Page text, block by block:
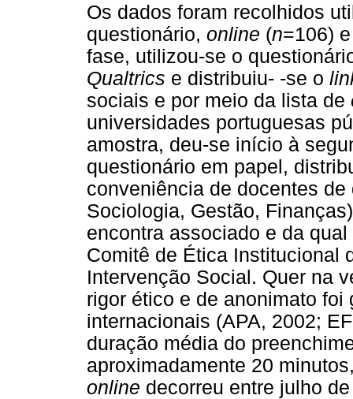
Os dados foram recolhidos
questionário, online (n=106)
fase, utilizou-se o
Qualtrics e distribuiu- -se o
sociais e por meio da lista de
universidades portuguesas
amostra, deu-se início à
questionário em papel,
conveniência de docentes
Sociologia, Gestão,
encontra associado e da
Comitê de Ética Institucional
Intervenção Social. Quer na
rigor ético e de anonimato
internacionais (APA, 2002;
duração média do
aproximadamente 20
online decorreu entre julho